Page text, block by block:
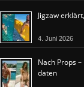
Jigzaw
4. Juni 2026
Nach Props
daten